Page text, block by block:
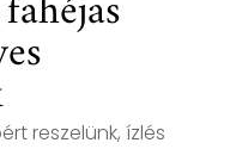
reszelünk, ízlés